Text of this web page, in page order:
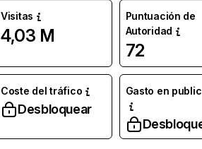
Visitas
4,03 M
Puntuación de
Autoridad
72
Coste del tráfico
Desbloquear
Gasto en